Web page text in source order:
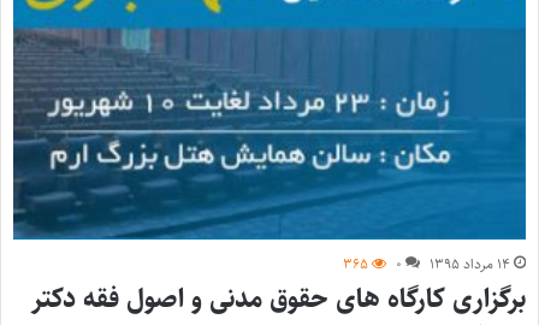
۱۴ مرداد ۱۳۹۵ ۰ ۳۶۵
برگزاری کارگاه های حقوق مدنی و اصول فقه دکتر